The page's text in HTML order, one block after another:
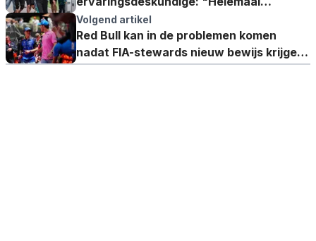
tegenover Kimi"
Volgend artikel
Red Bull kan in de problemen komen
nadat FIA-stewards nieuw bewijs krijgen
vanuit Alpine